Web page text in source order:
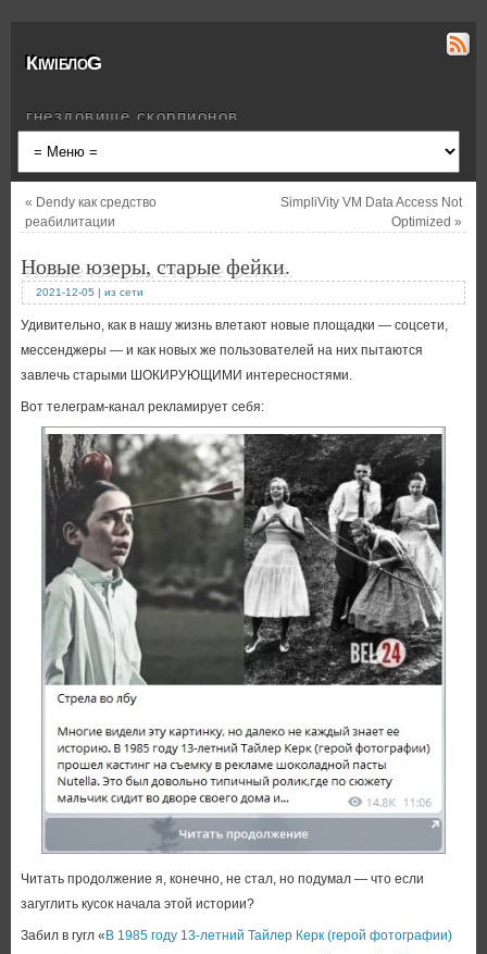
КiwiблоG
гнездовище скорпионов
« Dendy как средство
реабилитации
SimpliVity VM Data Access Not
Optimized»
Новые юзеры, старые фейки.
2021-12-05 | из сети
Удивительно, как в нашу жизнь влетают новые площадки — соцсети,
мессенджеры — и как новых же пользователей на них пытаются
завлечь старыми ШОКИРУЮЩИМИ интересностями.
Вот телеграм-канал рекламирует себя:
Читать продолжение я, конечно, не стал, но подумал — что если
загуглить кусок начала этой истории?
Забил в гугл « В 1985 году 13-летний Тайлер Керк (герой фотографии)